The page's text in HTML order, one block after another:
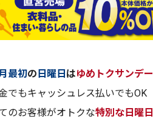
最初の 日曜日 はゆめトクサンデー
でもキャッシュレス払いでもOK
のお客様がオトクな特別な日曜日